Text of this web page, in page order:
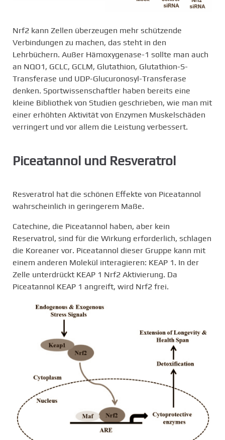
Nrf2 kann Zellen überzeugen mehr schützende
Verbindungen zu machen, das steht in den
Lehrbüchern. Außer Hämoxygenase-1 sollte man auch
an NQO1, GCLC, GCLM, Glutathion, Glutathion-S-
Transferase und UDP-Glucuronosyl-Transferase
denken. Sportwissenschaftler haben bereits eine
kleine Bibliothek von Studien geschrieben, wie man mit
einer erhöhten Aktivität von Enzymen Muskelschäden
verringert und vor allem die Leistung verbessert.
Piceatannol und Resveratrol
Resveratrol hat die schönen Effekte von Piceatannol
wahrscheinlich in geringerem Maße.
Catechine, die Piceatannol haben, aber kein
Reservatrol, sind für die Wirkung erforderlich, schlagen
die Koreaner vor. Piceatannol dieser Gruppe kann mit
einem anderen Molekül interagieren: KEAP 1. In der
Zelle unterdrückt KEAP 1 Nrf2 Aktivierung. Da
Piceatannol KEAP 1 angreift, wird Nrf2 frei.